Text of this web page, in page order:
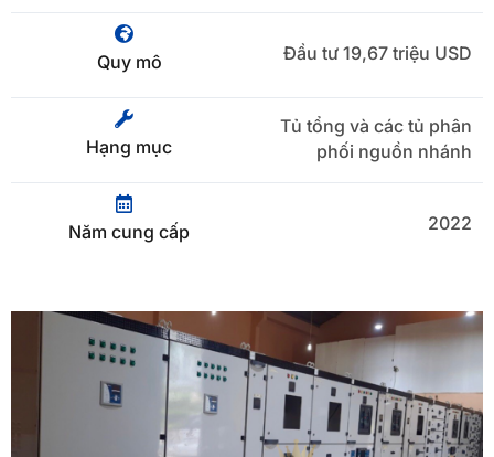
Quy mô Đầu tư 19,67 triệu USD
Hạng mục
Tủ tổng và các tủ phân
phối nguồn nhánh
Năm cung cấp 2022